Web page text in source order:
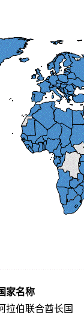
家名称
拉伯联合酋长国